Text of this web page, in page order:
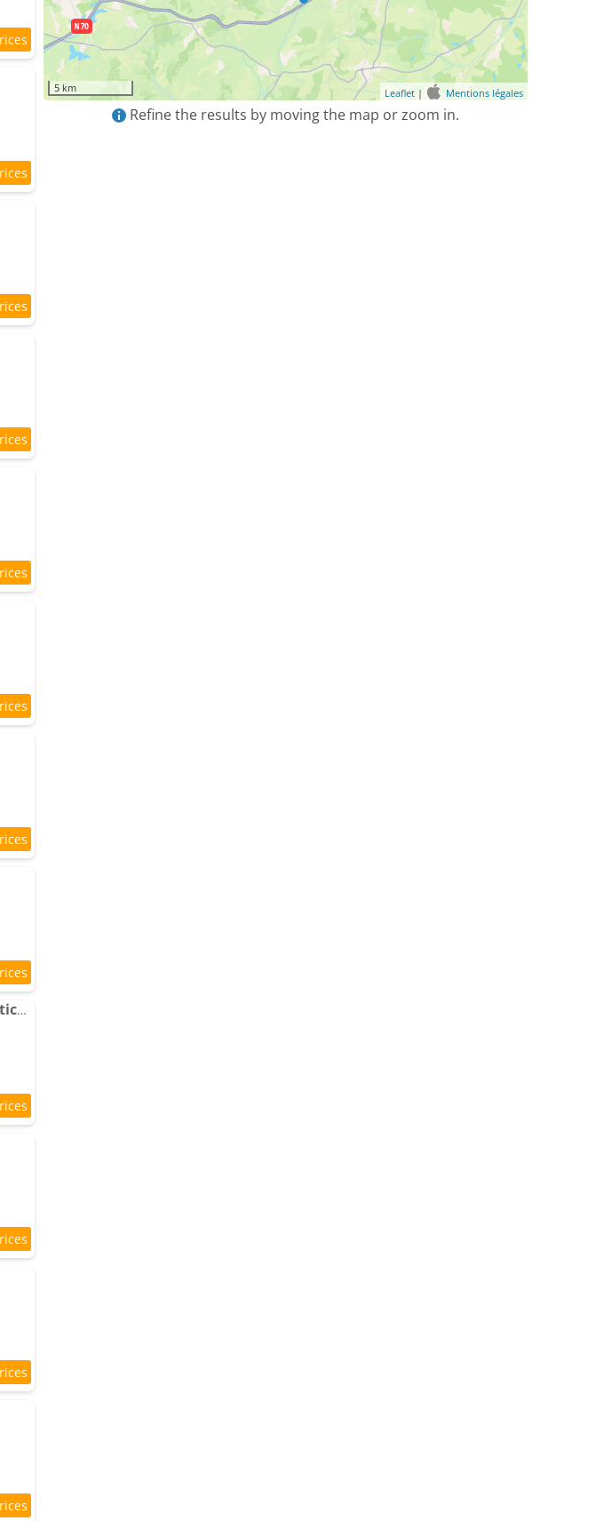
"Castel Gandolfo" Gîte au coeur de la Bourgogne viticole
5 km Leaflet | Mentions légales
Refine the results by moving the map or zoom in.